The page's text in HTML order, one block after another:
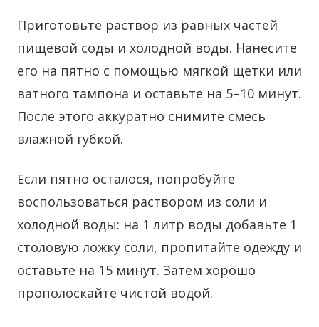
Приготовьте раствор из равных частей
пищевой соды и холодной воды. Нанесите
его на пятно с помощью мягкой щетки или
ватного тампона и оставьте на 5–10 минут.
После этого аккуратно снимите смесь
влажной губкой.
Если пятно осталося, попробуйте
воспользоваться раствором из соли и
холодной воды: на 1 литр воды добавьте 1
столовую ложку соли, пропитайте одежду и
оставьте на 15 минут. Затем хорошо
прополоскайте чистой водой.